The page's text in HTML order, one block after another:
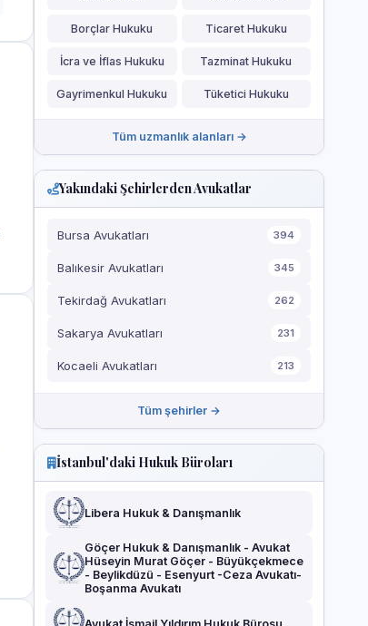
Borçlar Hukuku Ticaret Hukuku
İcra ve İflas Hukuku Tazminat Hukuku
Gayrimenkul Hukuku Tüketici Hukuku
Tüm uzmanlık alanları →
Yakındaki Şehirlerden Avukatlar
Bursa Avukatları 394
Balıkesir Avukatları 345
Tekirdağ Avukatları 262
Sakarya Avukatları 231
Kocaeli Avukatları 213
Tüm şehirler →
İstanbul'daki Hukuk Büroları
Libera Hukuk & Danışmanlık
Göçer Hukuk & Danışmanlık - Avukat
Hüseyin Murat Göçer - Büyükçekmece
- Beylikdüzü - Esenyurt -Ceza Avukatı-
Boşanma Avukatı
Avukat İsmail Yıldırım Hukuk Bürosu